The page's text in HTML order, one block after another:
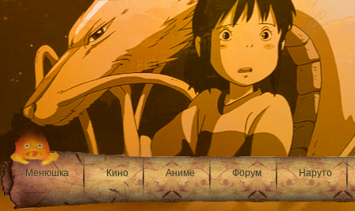
Менюшка Кино Аниме Форум Наруто